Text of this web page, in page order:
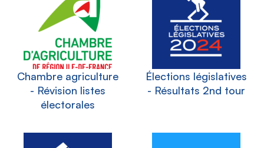
Chambre agriculture
- Révision listes
électorales
Élections législatives
- Résultats 2nd tour